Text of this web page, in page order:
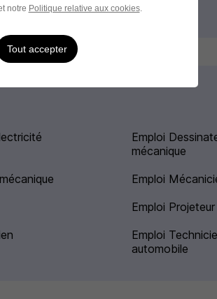
Emploi
mécanique
Emploi
Emploi
Emploi
automobile
notre Politique relative aux cookies.
Tout accepter